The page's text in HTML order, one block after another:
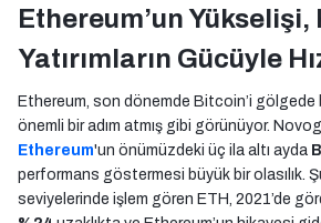
Ethereum’un Yükselişi,
Yatırımların Gücüyle
Ethereum, son dönemde Bitcoin’i gölgede
önemli bir adım atmış gibi görünüyor.
Ethereum'un önümüzdeki üç ila altı ayda
performans göstermesi büyük bir olasılık.
seviyelerinde işlem gören ETH, 2021’de